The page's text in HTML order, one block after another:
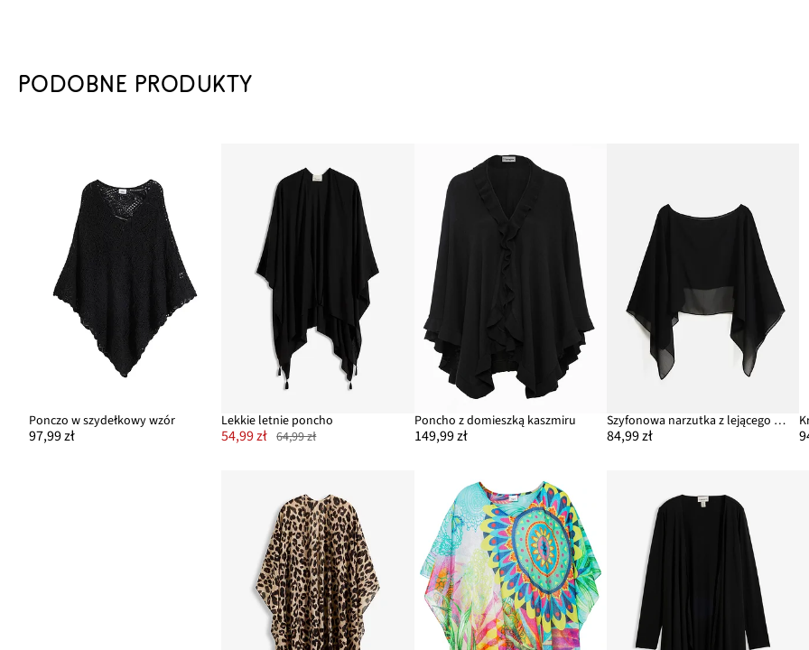
PODOBNE PRODUKTY
Ponczo w szydełkowy wzór
97,99 zł
Lekkie letnie poncho
54,99 zł 64,99 zł
Poncho z domieszką kaszmiru
149,99 zł
Szyfonowa narzutka z lejącego materiału
84,99 zł